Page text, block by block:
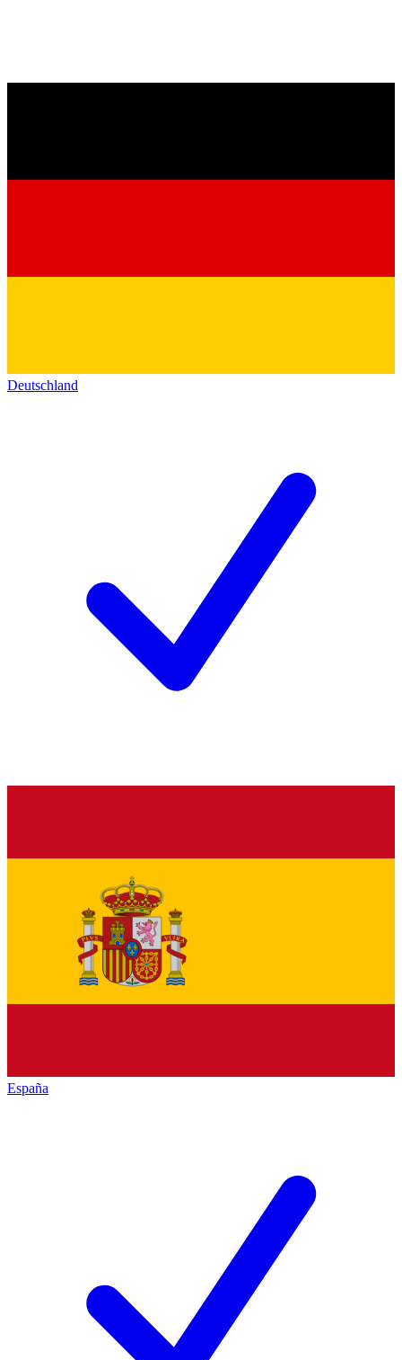
Deutschland
España